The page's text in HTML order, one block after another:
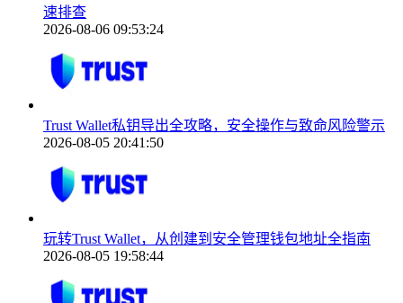
速排查
2026-08-06 09:53:24
Trust Wallet私钥导出全攻略，安全操作与致命风险警示
2026-08-05 20:41:50
玩转Trust Wallet，从创建到安全管理钱包地址全指南
2026-08-05 19:58:44